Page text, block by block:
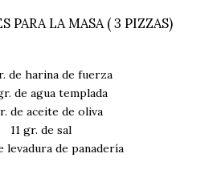
PARA LA MASA ( 3 PIZZAS)
de harina de fuerza
de agua templada
de aceite de oliva
11 gr. de sal
levadura de panadería